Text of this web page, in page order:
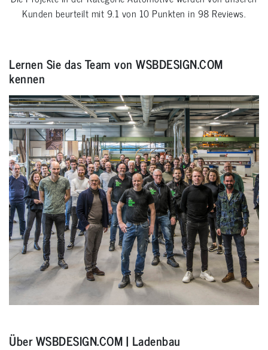
Kunden beurteilt mit9.1 von 10 Punkten in 98 Reviews.
Lernen Sie das Team von WSBDESIGN.COM
kennen
Über WSBDESIGN.COM | Ladenbau